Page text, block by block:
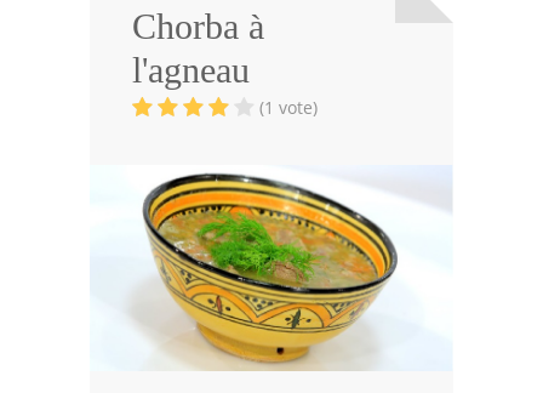
Viandes
Volailles
Poissons
Soupes
Pâtisseries
Epices
Recettes Marocaine
Chorba à
l'agneau
(1 vote)